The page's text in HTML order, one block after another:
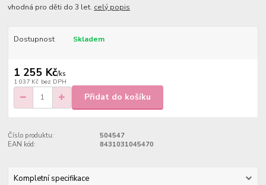
vhodná pro děti do 3 let. celý popis
Dostupnost Skladem
1 255 Kč/ks
1 037 Kč bez DPH
Přidat do košíku
Číslo produktu:
504547
EAN kód:
8431031045470
Kompletní specifikace